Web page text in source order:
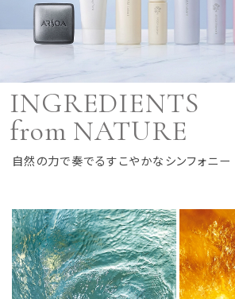
INGREDIENTS
from NATURE
自然の力で奏でるすこやかなシンフォニー